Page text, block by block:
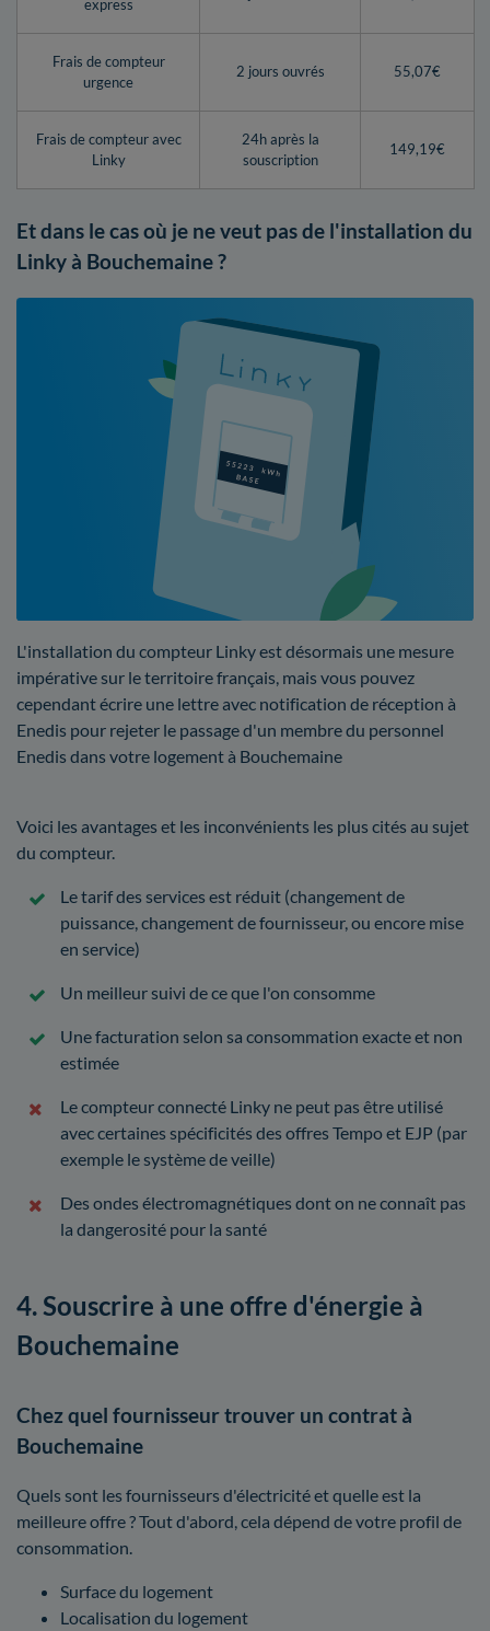
express
Frais de compteur
urgence
2 jours ouvrés 55,07€
Frais de compteur avec
Linky
24h après la
souscription
149,19€
Et dans le cas où je ne veut pas de l'installation du
Linky à Bouchemaine ?
L'installation du compteur Linky est désormais une mesure
impérative sur le territoire français, mais vous pouvez
cependant écrire une lettre avec notification de réception à
Enedis pour rejeter le passage d'un membre du personnel
Enedis dans votre logement à Bouchemaine
Voici les avantages et les inconvénients les plus cités au sujet
du compteur.
Le tarif des services est réduit (changement de
puissance, changement de fournisseur, ou encore mise
en service)
Un meilleur suivi de ce que l'on consomme
Une facturation selon sa consommation exacte et non
estimée
Le compteur connecté Linky ne peut pas être utilisé
avec certaines spécificités des offres Tempo et EJP (par
exemple le système de veille)
Des ondes électromagnétiques dont on ne connaît pas
la dangerosité pour la santé
4. Souscrire à une offre d'énergie à
Bouchemaine
Chez quel fournisseur trouver un contrat à
Bouchemaine
Quels sont les fournisseurs d'électricité et quelle est la
meilleure offre ? Tout d'abord, cela dépend de votre profil de
consommation.
Surface du logement
Localisation du logement